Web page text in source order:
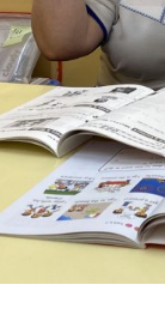
徒・保
タッフ